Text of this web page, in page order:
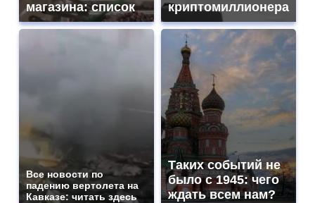
магазина: список
криптомиллионера
Все новости по
падению вертолета на
Кавказе: читать здесь
Таких событий не
было с 1945: чего
ждать всем нам?